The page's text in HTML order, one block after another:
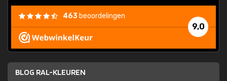
9,0
463 beoordelingen
BLOG RAL-KLEUREN